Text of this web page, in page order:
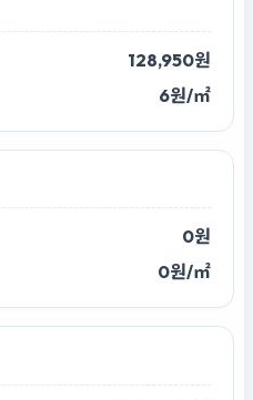
128,950원
6원/㎡
0원
0원/㎡